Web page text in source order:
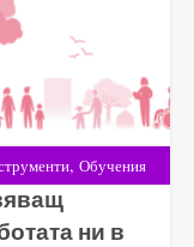
, Обучения
ни в